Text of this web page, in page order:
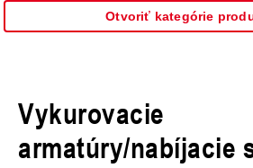
Otvoriť kategórie
Vykurovacie
armatúry/nabíjacie